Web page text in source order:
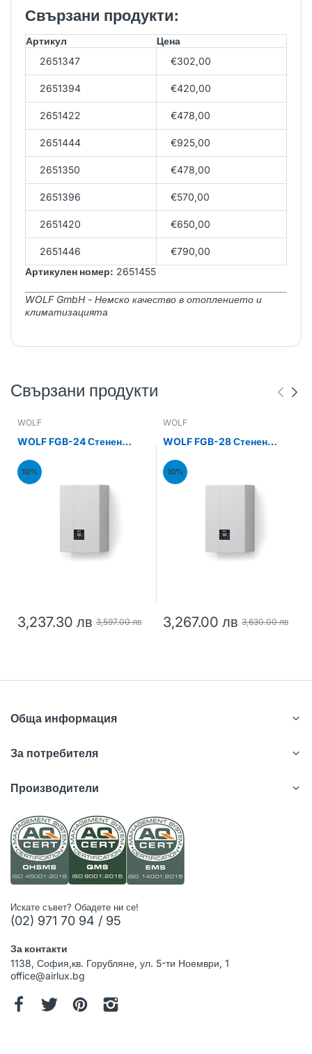
Свързани продукти:
Артикул
Цена
2651347
€302,00
2651394 €420,00
2651422 €478,00
2651444 €925,00
2651350 €478,00
2651396 €570,00
2651420 €650,00
2651446
€790,00
Артикулен номер: 2651455
WOLF GmbH - Немско качество в отоплението и
климатизацията
Свързани продукти
WOLF
WOLF FGB-24 Стенен
24kW
10%
3,237.30 лв 3,597.00 лв
WOLF
WOLF FGB-28 Стенен
28kW
10%
3,267.00 лв 3,630.00 лв
Обща информация
За потребителя
Производители
Искате съвет? Обадете ни се!
(02) 971 70 94 / 95
За контакти
1138, София,кв. Горубляне, ул. 5-ти Ноември, 1
office@airlux.bg